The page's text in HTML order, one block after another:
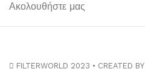
Ακολουθήστε μας
FILTERWORLD 2023 • CREATED BY